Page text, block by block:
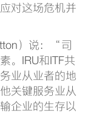
对这场危机并
）说：“司
。IRU和ITF共
业从业者的地
关键服务业从
企业的生存以